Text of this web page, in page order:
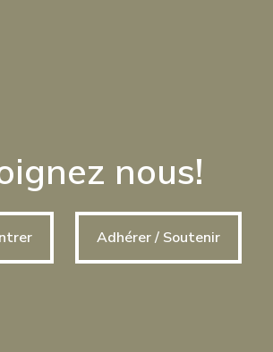
nous!
Adhérer / Soutenir